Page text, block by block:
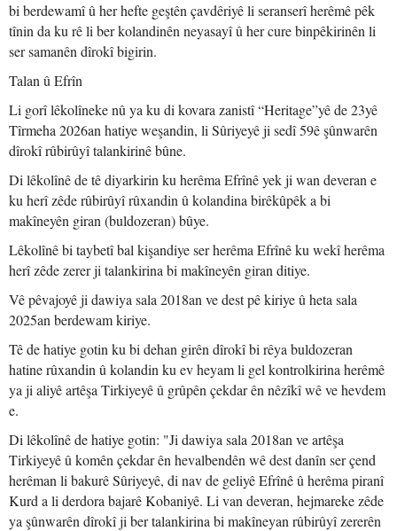
bi berdewamî û her hefte geştên çavdêriyê li seranserî herêmê pêk
tînin da ku rê li ber kolandinên neyasayî û her cure binpêkirinên li
ser samanên dîrokî bigirin.
Talan û Efrîn
Li gorî lêkolîneke nû ya ku di kovara zanistî “Heritage”yê de 23yê
Tîrmeha 2026an hatiye weşandin, li Sûriyeyê ji sedî 59ê şûnwarên
dîrokî rûbirûyî talankirinê bûne.
Di lêkolînê de tê diyarkirin ku herêma Efrînê yek ji wan deveran e
ku herî zêde rûbirûyî rûxandin û kolandina birêkûpêk a bi
makîneyên giran (buldozeran) bûye.
Lêkolînê bi taybetî bal kişandiye ser herêma Efrînê ku wekî herêma
herî zêde zerer ji talankirina bi makîneyên giran ditiye.
Vê pêvajoyê ji dawiya sala 2018an ve dest pê kiriye û heta sala
2025an berdewam kiriye.
Tê de hatiye gotin ku bi dehan girên dîrokî bi rêya buldozeran
hatine rûxandin û kolandin ku ev heyam li gel kontrolkirina herêmê
ya ji aliyê artêşa Tirkiyeyê û grûpên çekdar ên nêzîkî wê ve hevdem
e.
Di lêkolînê de hatiye gotin: "Ji dawiya sala 2018an ve artêşa
Tirkiyeyê û komên çekdar ên hevalbendên wê dest danîn ser çend
herêman li bakurê Sûriyeyê, di nav de geliyê Efrînê û herêma piranî
Kurd a li derdora bajarê Kobaniyê. Li van deveran, hejmareke zêde
ya şûnwarên dîrokî ji ber talankirina bi makîneyan rûbirûyî zererên